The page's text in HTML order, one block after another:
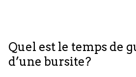
Quel est le temps de
d’une bursite?